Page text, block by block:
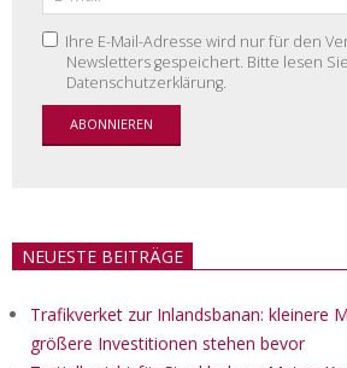
Ihre E-Mail-Adresse wird nur für den
Newsletters gespeichert. Bitte lesen
Datenschutzerklärung.
NEUESTE BEITRÄGE
Trafikverket zur Inlandsbanan: kleinere
größere Investitionen stehen bevor